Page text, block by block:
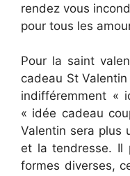
rendez vous
pour tous les
Pour la saint
cadeau St Valentin
indifféremment «
« idée cadeau
Valentin sera plus
et la tendresse. Il
formes diverses,